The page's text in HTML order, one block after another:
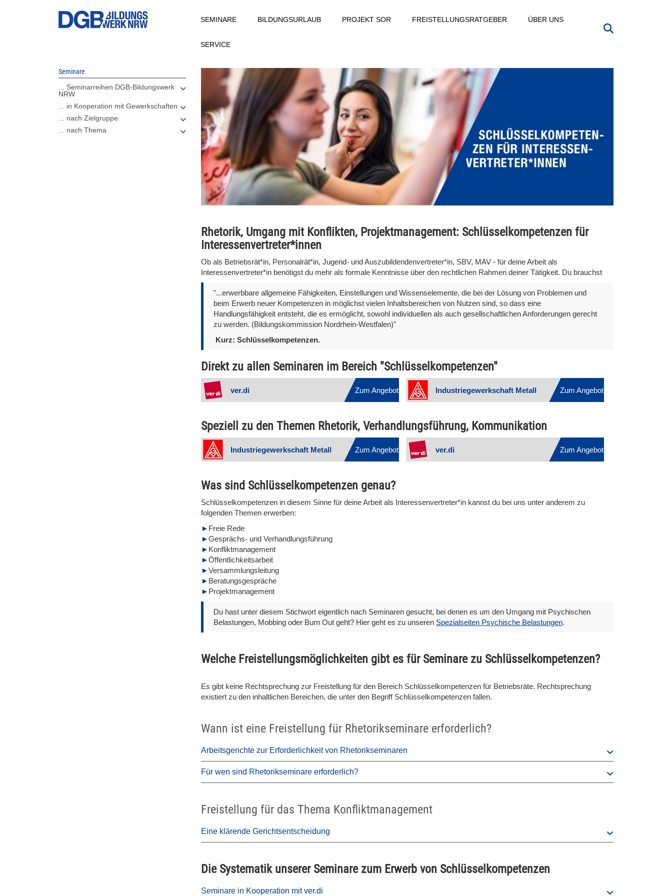
SEMINARE BILDUNGSURLAUB PROJEKT SOR FREISTELLUNGSRATGEBER ÜBER UNS
SERVICE
Seminare
... Seminarreihen DGB-Bildungswerk
NRW
... in Kooperation mit Gewerkschaften
... nach Zielgruppe
... nach Thema
Rhetorik, Umgang mit Konflikten, Projektmanagement: Schlüsselkompetenzen für
Interessenvertreter*innen
Ob als Betriebsrät*in, Personalrät*in, Jugend- und Auszubildendenvertreter*in, SBV, MAV - für deine Arbeit als
Interessenvertreter*in benötigst du mehr als formale Kenntnisse über den rechtlichen Rahmen deiner Tätigkeit. Du brauchst
"...erwerbbare allgemeine Fähigkeiten, Einstellungen und Wissenselemente, die bei der Lösung von Problemen und
beim Erwerb neuer Kompetenzen in möglichst vielen Inhaltsbereichen von Nutzen sind, so dass eine
Handlungsfähigkeit entsteht, die es ermöglicht, sowohl individuellen als auch gesellschaftlichen Anforderungen gerecht
zu werden. (Bildungskommission Nordrhein-Westfalen)"
Kurz: Schlüsselkompetenzen.
Direkt zu allen Seminaren im Bereich "Schlüsselkompetenzen"
ver.di Zum Angebot Industriegewerkschaft Metall Zum Angebot
Speziell zu den Themen Rhetorik, Verhandlungsführung, Kommunikation
Industriegewerkschaft Metall Zum Angebot ver.di Zum Angebot
Was sind Schlüsselkompetenzen genau?
Schlüsselkompetenzen in diesem Sinne für deine Arbeit als Interessenvertreter*in kannst du bei uns unter anderem zu
folgenden Themen erwerben:
Freie Rede
Gesprächs- und Verhandlungsführung
Konfliktmanagement
Öffentlichkeitsarbeit
Versammlungsleitung
Beratungsgespräche
Projektmanagement
Du hast unter diesem Stichwort eigentlich nach Seminaren gesucht, bei denen es um den Umgang mit Psychischen
Belastungen, Mobbing oder Burn Out geht? Hier geht es zu unseren Spezialseiten Psychische Belastungen.
Welche Freistellungsmöglichkeiten gibt es für Seminare zu Schlüsselkompetenzen?
Es gibt keine Rechtsprechung zur Freistellung für den Bereich Schlüsselkompetenzen für Betriebsräte. Rechtsprechung
existiert zu den inhaltlichen Bereichen, die unter den Begriff Schlüsselkompetenzen fallen.
Wann ist eine Freistellung für Rhetorikseminare erforderlich?
Arbeitsgerichte zur Erforderlichkeit von Rhetorikseminaren
Für wen sind Rhetorikseminare erforderlich?
Freistellung für das Thema Konfliktmanagement
Eine klärende Gerichtsentscheidung
Die Systematik unserer Seminare zum Erwerb von Schlüsselkompetenzen
Seminare in Kooperation mit ver.di